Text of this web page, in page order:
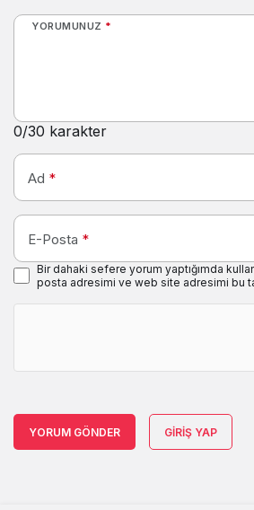
YORUMUNUZ *
0/30 karakter
Ad *
E-Posta *
Bir dahaki sefere yorum yaptığımda
posta adresimi ve web site adresimi bu
YORUM GÖNDER GIRIŞ YAP